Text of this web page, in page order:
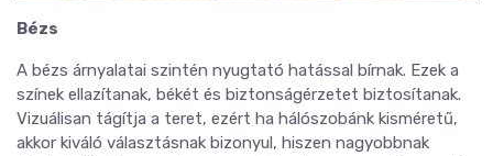
Bézs
A bézs árnyalatai szintén nyugtató hatással bírnak. Ezek a
színek ellazítanak, békét és biztonságérzetet biztosítanak.
Vizuálisan tágítja a teret, ezért ha hálószobánk kisméretű,
akkor kiváló választásnak bizonyul, hiszen nagyobbnak